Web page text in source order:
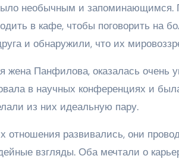
необычным и запоминающимся.
в кафе, чтобы поговорить на
и обнаружили, что их
жена Панфилова, оказалась очень
в научных конференциях и
из них идеальную пару.
отношения развивались, они
взгляды. Оба мечтали о